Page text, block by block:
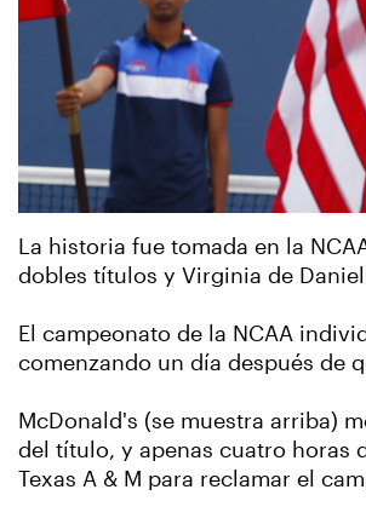
La historia fue tomada en la
dobles títulos y Virginia de
El campeonato de la NCAA
comenzando un día después de
McDonald's (se muestra arriba)
del título, y apenas cuatro horas
Texas A & M para reclamar el